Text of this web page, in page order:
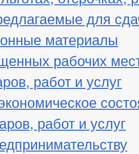
для
материалы
рабочих
работ и услуг
работ и услуг